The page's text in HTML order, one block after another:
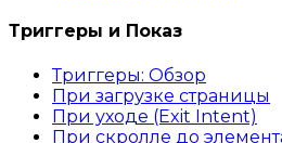
Триггеры и Показ
Триггеры: Обзор
При загрузке страницы
При уходе (Exit Intent)
При скролле до